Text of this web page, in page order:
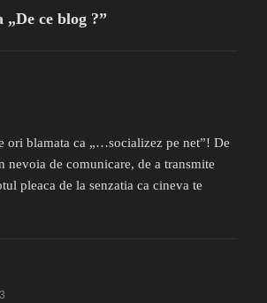
ce blog ?”
ori blamata ca „…socializez pe net”! De
nevoia de comunicare, de a transmite
pleaca de la senzatia ca cineva te